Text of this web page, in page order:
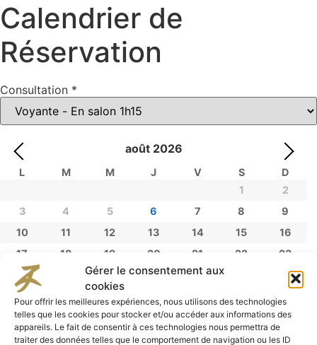
Gérer le consentement aux
cookies
Pour offrir les meilleures expériences, nous utilisons des technologies
telles que les cookies pour stocker et/ou accéder aux informations des
appareils. Le fait de consentir à ces technologies nous permettra de
traiter des données telles que le comportement de navigation ou les ID
Calendrier de
Réservation
Consultation *
août 2026
L M M J V S
D
1
2
3
4 5 6 7 8
9
10
11 12 13 14 15
16
17
18 19 20 21 22
23
24
26 27 28
30
31
06/08/2026